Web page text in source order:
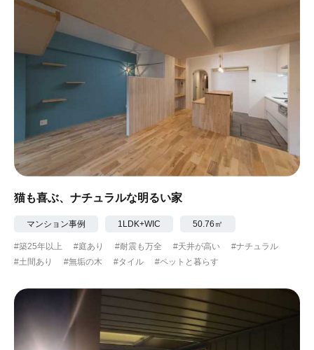
猫も喜ぶ、ナチュラルな明るい家
マンション事例 1LDK+WIC 50.76㎡
#築25年以上 #庭あり #耐震も万全 #天井が高い
#ナチュラル
#土間あり
#無垢の木 #タイル #ペットと暮らす